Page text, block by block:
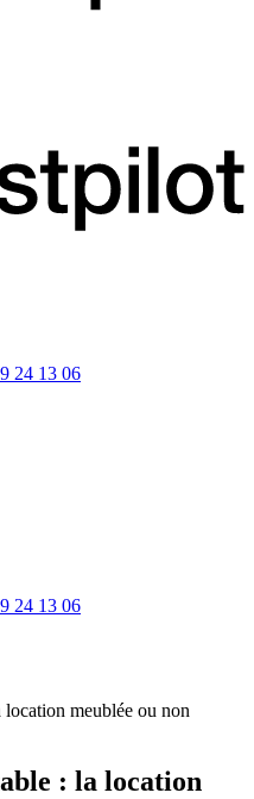
24 13 06
24 13 06
meublée ou non
: la location